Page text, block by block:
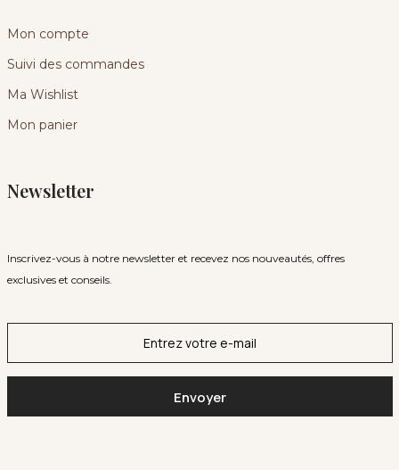
Mon compte
Suivi des commandes
Ma Wishlist
Mon panier
Newsletter
Inscrivez-vous à notre newsletter et recevez nos nouveautés, offres
exclusives et conseils.